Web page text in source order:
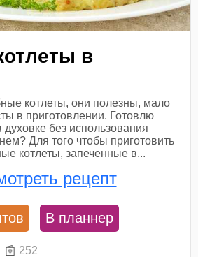
в
котлеты, они полезны, мало
в приготовлении. Готовлю
без использования
Для того чтобы приготовить
котлеты, запеченные в...
рецепт
В планнер
252